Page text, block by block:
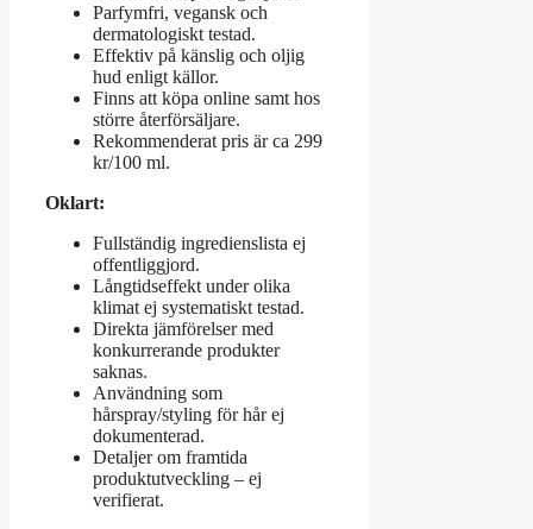
Parfymfri, vegansk och
dermatologiskt testad.
Effektiv på känslig och oljig
hud enligt källor.
Finns att köpa online samt hos
större återförsäljare.
Rekommenderat pris är ca 299
kr/100 ml.
Oklart:
Fullständig ingredienslista ej
offentliggjord.
Långtidseffekt under olika
klimat ej systematiskt testad.
Direkta jämförelser med
konkurrerande produkter
saknas.
Användning som
hårspray/styling för hår ej
dokumenterad.
Detaljer om framtida
produktutveckling – ej
verifierat.